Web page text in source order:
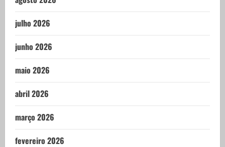
julho 2026
junho 2026
maio 2026
abril 2026
março 2026
fevereiro 2026